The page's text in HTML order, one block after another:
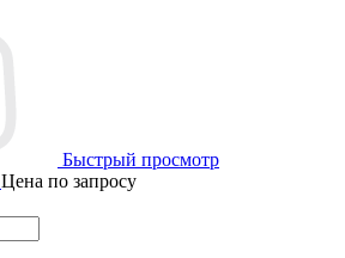
Быстрый просмотр
Цена по запросу